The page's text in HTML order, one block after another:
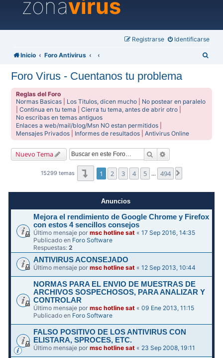
zonavirus
Identificarse
Registrarse
Inicio Foro Antivirus
Foro Virus - Cuentanos tu problema
Reglas del Foro
Normas Basicas
Los Titulos, dicen mucho
No postear en paralelo
|Continua en tu tema |Cierra tu tema, antes de abrir otro
No escribas en temas antiguos
Enlaces a web/mail/blog/Msn NO estan permitidos
Mensajes Privados
Informes de resultados |Antivirus Online
Nuevo Tema Buscar
15299 temas Página1de494
1 2 3 4 5 … 494
Anuncios
Mejora el rendimiento de Google Chrome y Firefox
con estos 4 sencillos consejos
Último mensaje pormsc hotline sat «17 Sep 2016, 14:35
Publicado en Foro Software
Respuestas:2
ANTIVIRUS ACONSEJADO
Último mensaje pormsc hotline sat «12 Sep 2013, 10:44
NORMAS PARA EL ENVIO DE MUESTRAS DE
ARCHIVOS SOSPECHOSOS, PARA ANALIZAR Y
CONTROLAR
Último mensaje pormsc hotline sat «09 Ene 2013, 11:15
Publicado en Foro Software
FALSO POSITIVO DE LOS ANTIVIRUS CON
ELISTARA, SPROCES, ETC.
Último mensaje pormsc hotline sat « 23 Sep 2008, 19:11